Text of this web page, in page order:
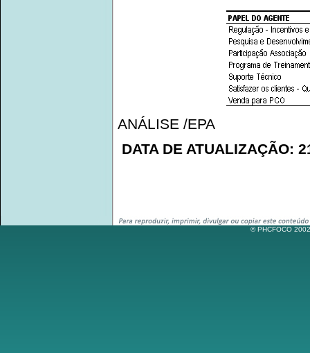
ANÁLISE /EPA
DATA DE ATUALIZAÇÃO:
© PHCFOCO